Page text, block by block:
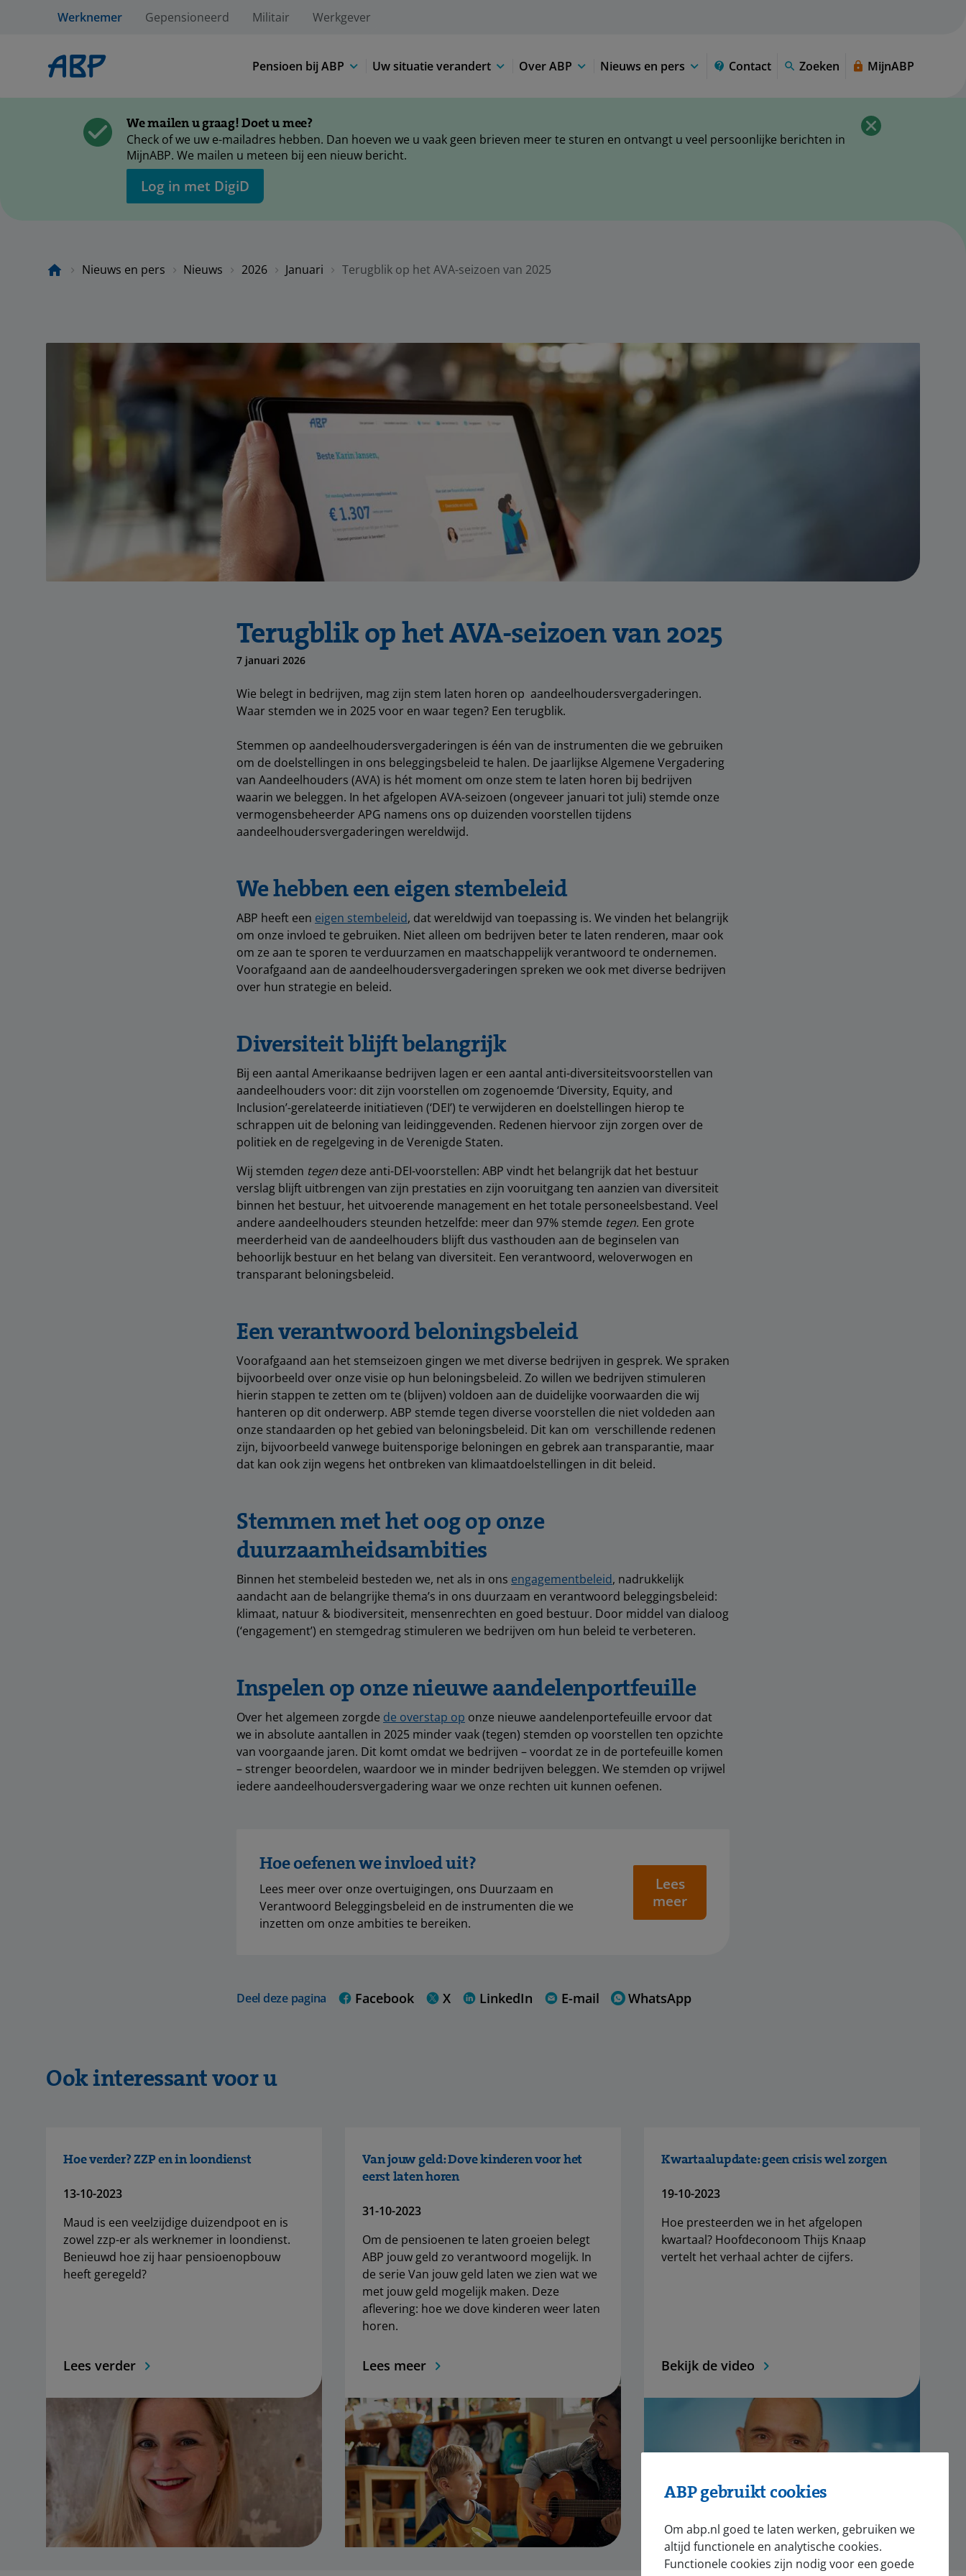
Werknemer Gepensioneerd Militair Werkgever
Pensioen bij ABP Uw situatie verandert Over ABP Nieuws en pers Contact Zoeken MijnABP
We mailen u graag! Doet u mee?
Check of we uw e-mailadres hebben. Dan hoeven we u vaak geen brieven meer te sturen en ontvangt u veel persoonlijke berichten in
MijnABP. We mailen u meteen bij een nieuw bericht.
Log in met DigiD
Nieuws en pers Nieuws 2026 Januari Terugblik op het AVA-seizoen van 2025
Terugblik op het AVA-seizoen van 2025
7 januari 2026
Wie belegt in bedrijven, mag zijn stem laten horen op aandeelhoudersvergaderingen.
Waar stemden we in 2025 voor en waar tegen? Een terugblik.
Stemmen op aandeelhoudersvergaderingen is één van de instrumenten die we gebruiken
om de doelstellingen in ons beleggingsbeleid te halen. De jaarlijkse Algemene Vergadering
van Aandeelhouders (AVA) is hét moment om onze stem te laten horen bij bedrijven
waarin we beleggen. In het afgelopen AVA-seizoen (ongeveer januari tot juli) stemde onze
vermogensbeheerder APG namens ons op duizenden voorstellen tijdens
aandeelhoudersvergaderingen wereldwijd.
We hebben een eigen stembeleid
ABP heeft een eigen stembeleid, dat wereldwijd van toepassing is. We vinden het belangrijk
om onze invloed te gebruiken. Niet alleen om bedrijven beter te laten renderen, maar ook
om ze aan te sporen te verduurzamen en maatschappelijk verantwoord te ondernemen.
Voorafgaand aan de aandeelhoudersvergaderingen spreken we ook met diverse bedrijven
over hun strategie en beleid.
Diversiteit blijft belangrijk
Bij een aantal Amerikaanse bedrijven lagen er een aantal anti-diversiteitsvoorstellen van
aandeelhouders voor: dit zijn voorstellen om zogenoemde ‘Diversity, Equity, and
Inclusion’-gerelateerde initiatieven (‘DEI’) te verwijderen en doelstellingen hierop te
schrappen uit de beloning van leidinggevenden. Redenen hiervoor zijn zorgen over de
politiek en de regelgeving in de Verenigde Staten.
Wij stemden tegen deze anti-DEI-voorstellen: ABP vindt het belangrijk dat het bestuur
verslag blijft uitbrengen van zijn prestaties en zijn vooruitgang ten aanzien van diversiteit
binnen het bestuur, het uitvoerende management en het totale personeelsbestand. Veel
andere aandeelhouders steunden hetzelfde: meer dan 97% stemde tegen. Een grote
meerderheid van de aandeelhouders blijft dus vasthouden aan de beginselen van
behoorlijk bestuur en het belang van diversiteit. Een verantwoord, weloverwogen en
transparant beloningsbeleid.
Een verantwoord beloningsbeleid
Voorafgaand aan het stemseizoen gingen we met diverse bedrijven in gesprek. We spraken
bijvoorbeeld over onze visie op hun beloningsbeleid. Zo willen we bedrijven stimuleren
hierin stappen te zetten om te (blijven) voldoen aan de duidelijke voorwaarden die wij
hanteren op dit onderwerp. ABP stemde tegen diverse voorstellen die niet voldeden aan
onze standaarden op het gebied van beloningsbeleid. Dit kan om verschillende redenen
zijn, bijvoorbeeld vanwege buitensporige beloningen en gebrek aan transparantie, maar
dat kan ook zijn wegens het ontbreken van klimaatdoelstellingen in dit beleid.
Stemmen met het oog op onze
duurzaamheidsambities
Binnen het stembeleid besteden we, net als in ons engagementbeleid, nadrukkelijk
aandacht aan de belangrijke thema’s in ons duurzaam en verantwoord beleggingsbeleid:
klimaat, natuur & biodiversiteit, mensenrechten en goed bestuur. Door middel van dialoog
(‘engagement’) en stemgedrag stimuleren we bedrijven om hun beleid te verbeteren.
Inspelen op onze nieuwe aandelenportfeuille
Over het algemeen zorgde de overstap op onze nieuwe aandelenportefeuille ervoor dat
we in absolute aantallen in 2025 minder vaak (tegen) stemden op voorstellen ten opzichte
van voorgaande jaren. Dit komt omdat we bedrijven – voordat ze in de portefeuille komen
– strenger beoordelen, waardoor we in minder bedrijven beleggen. We stemden op vrijwel
iedere aandeelhoudersvergadering waar we onze rechten uit kunnen oefenen.
Hoe oefenen we invloed uit?
Lees meer over onze overtuigingen, ons Duurzaam en
Verantwoord Beleggingsbeleid en de instrumenten die we
inzetten om onze ambities te bereiken.
Lees
meer
Deel deze pagina Facebook X LinkedIn E-mail WhatsApp
Ook interessant voor u
Hoe verder? ZZP en in loondienst
13-10-2023
Maud is een veelzijdige duizendpoot en is
zowel zzp-er als werknemer in loondienst.
Benieuwd hoe zij haar pensioenopbouw
heeft geregeld?
Lees verder
Van jouw geld: Dove kinderen voor het
eerst laten horen
31-10-2023
Om de pensioenen te laten groeien belegt
ABP jouw geld zo verantwoord mogelijk. In
de serie Van jouw geld laten we zien wat we
met jouw geld mogelijk maken. Deze
aflevering: hoe we dove kinderen weer laten
horen.
Lees meer
Kwartaalupdate: geen crisis wel zorgen
19-10-2023
Hoe presteerden we in het afgelopen
kwartaal? Hoofdeconoom Thijs Knaap
vertelt het verhaal achter de cijfers.
Bekijk de video
ABP gebruikt cookies
Om abp.nl goed te laten werken, gebruiken we
altijd functionele en analytische cookies.
Functionele cookies zijn nodig voor een goede